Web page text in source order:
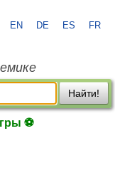
EN DE ES FR
Найти!
⚽